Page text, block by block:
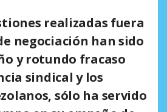
realizadas fuera
negociación han sido
y rotundo fracaso
sindical y los
sólo ha servido